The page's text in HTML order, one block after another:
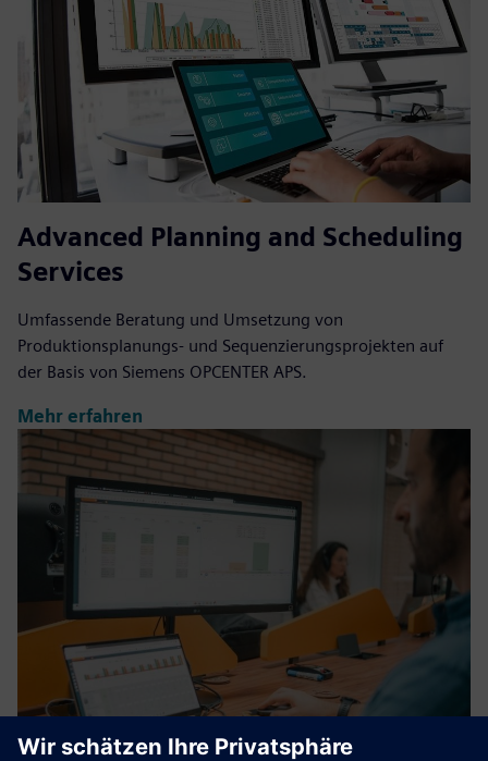
Advanced Planning and Scheduling
Services
Umfassende Beratung und Umsetzung von
Produktionsplanungs- und Sequenzierungsprojekten auf
der Basis von Siemens OPCENTER APS.
Mehr erfahren